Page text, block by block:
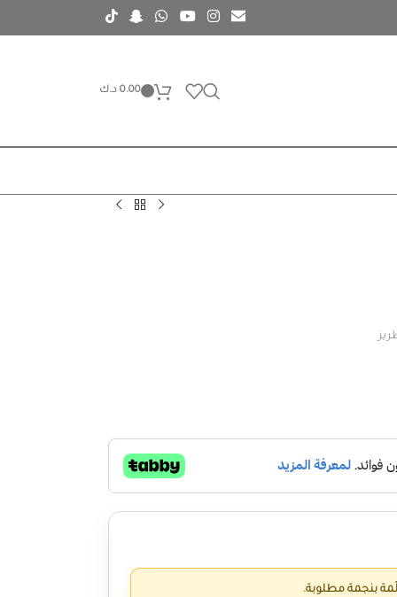
0.00 د.ك
بنجمة مطلوبة.